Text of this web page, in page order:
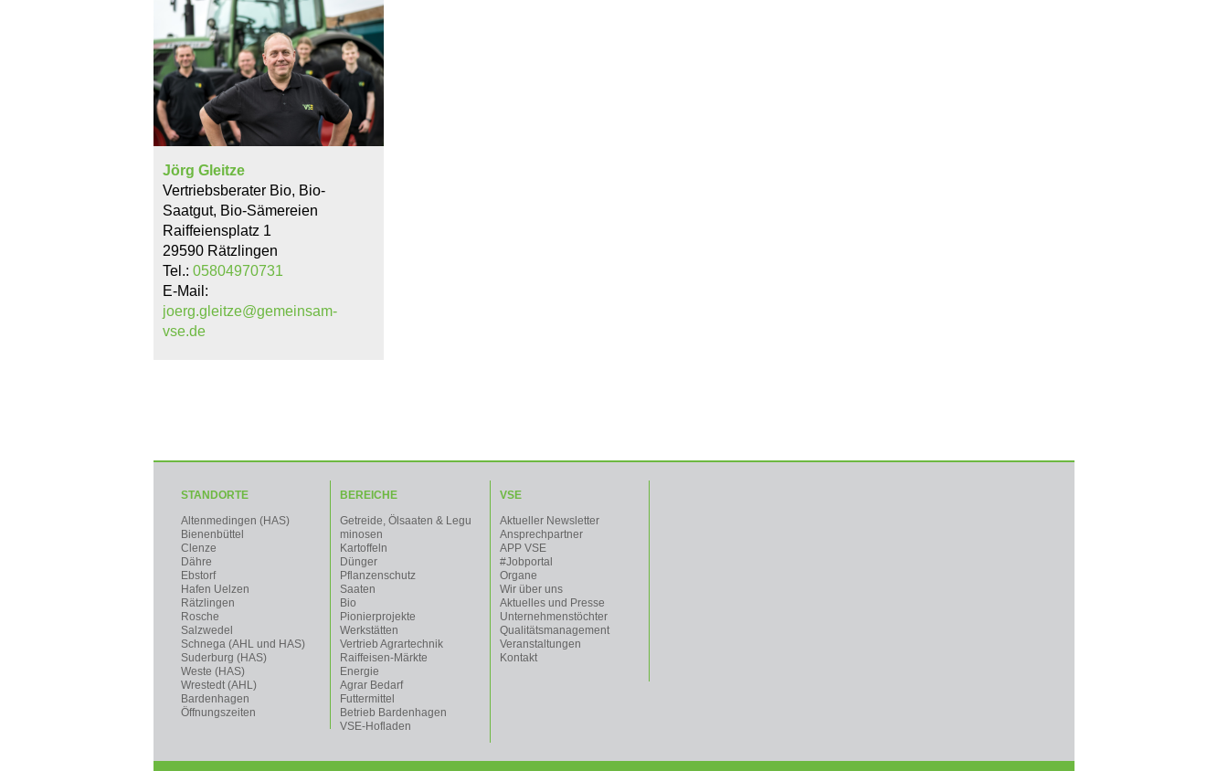
Jörg Gleitze
Vertriebsberater Bio, Bio-
Saatgut, Bio-Sämereien
Raiffeiensplatz 1
29590 Rätzlingen
Tel.: 05804970731
E-Mail:
joerg.gleitze@gemeinsam-
vse.de
STANDORTE
Altenmedingen (HAS)
Bienenbüttel
Clenze
Dähre
Ebstorf
Hafen Uelzen
Rätzlingen
Rosche
Salzwedel
Schnega (AHL und HAS)
Suderburg (HAS)
Weste (HAS)
Wrestedt (AHL)
Bardenhagen
Öffnungszeiten
BEREICHE
Getreide, Ölsaaten & Legu
minosen
Kartoffeln
Dünger
Pflanzenschutz
Saaten
Bio
Pionierprojekte
Werkstätten
Vertrieb Agrartechnik
Raiffeisen-Märkte
Energie
Agrar Bedarf
Futtermittel
Betrieb Bardenhagen
VSE-Hofladen
VSE
Aktueller Newsletter
Ansprechpartner
APP VSE
#Jobportal
Organe
Wir über uns
Aktuelles und Presse
Unternehmenstöchter
Qualitätsmanagement
Veranstaltungen
Kontakt